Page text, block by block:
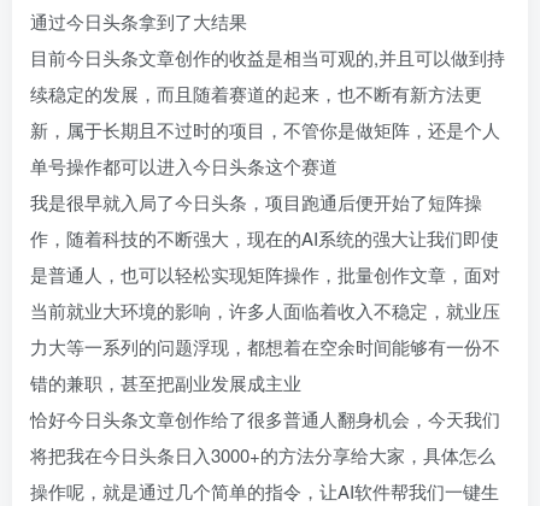
通过今日头条拿到了大结果
目前今日头条文章创作的收益是相当可观的,并且可以做到持
续稳定的发展，而且随着赛道的起来，也不断有新方法更
新，属于长期且不过时的项目，不管你是做矩阵，还是个人
单号操作都可以进入今日头条这个赛道
我是很早就入局了今日头条，项目跑通后便开始了短阵操
作，随着科技的不断强大，现在的AI系统的强大让我们即使
是普通人，也可以轻松实现矩阵操作，批量创作文章，面对
当前就业大环境的影响，许多人面临着收入不稳定，就业压
力大等一系列的问题浮现，都想着在空余时间能够有一份不
错的兼职，甚至把副业发展成主业
恰好今日头条文章创作给了很多普通人翻身机会，今天我们
将把我在今日头条日入3000+的方法分享给大家，具体怎么
操作呢，就是通过几个简单的指令，让AI软件帮我们一键生